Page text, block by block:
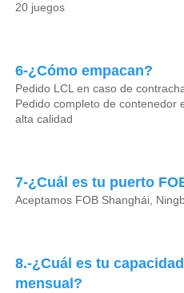
20 juegos
6-¿Cómo empacan?
Pedido LCL en caso de
Pedido completo de contenedor
alta calidad
7-¿Cuál es tu puerto
Aceptamos FOB Shanghái,
8.-¿Cuál es tu
mensual?